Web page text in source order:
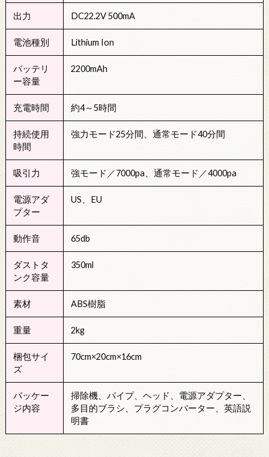
出力 DC22.2V 500mA
電池種別 Lithium Ion
バッテリ
ー容量
2200mAh
充電時間 約4～5時間
持続使用
時間
強力モード25分間、通常モード40分間
吸引力 強モード／7000pa、通常モード／4000pa
電源アダ
プター
US、EU
動作音 65db
ダストタ
ンク容量
350ml
素材 ABS樹脂
重量 2kg
梱包サイ
ズ
70cm×20cm×16cm
パッケー
ジ内容
掃除機、パイプ、ヘッド、電源アダプター、
多目的ブラシ、プラグコンバーター、英語説
明書